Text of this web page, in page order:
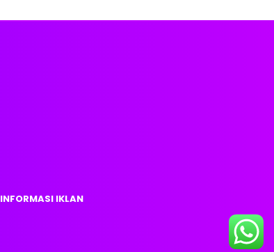
INFORMASI IKLAN